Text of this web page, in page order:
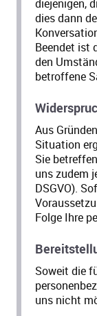
diejenigen,
dies dann
Beendet ist
den
betroffene
Aus
Situation
Sie
uns zudem
DSGVO).
Folge Ihre
Soweit die
uns nicht